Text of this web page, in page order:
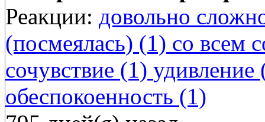
Реакции: довольно
(посмеялась) (1) со всем
сочувствие (1)
обеспокоенность (1)